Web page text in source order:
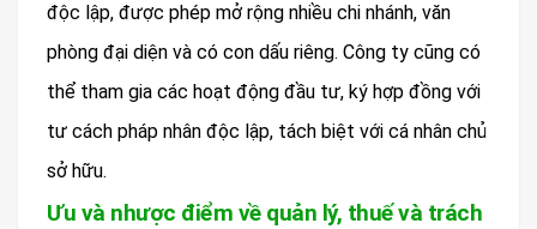
độc lập, được phép mở rộng nhiều chi nhánh, văn
phòng đại diện và có con dấu riêng. Công ty cũng có
thể tham gia các hoạt động đầu tư, ký hợp đồng với
tư cách pháp nhân độc lập, tách biệt với cá nhân chủ
sở hữu.
Ưu và nhược điểm về quản lý, thuế và trách